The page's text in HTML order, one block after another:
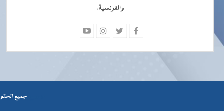
والفرنسية.
جميع الحقوق محفوظة ©